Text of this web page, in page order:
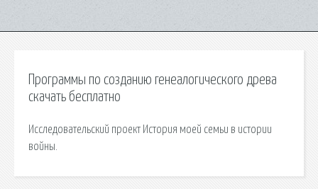
Программы по созданию генеалогического древа
скачать бесплатно
Исследовательский проект История моей семьи в истории
войны.